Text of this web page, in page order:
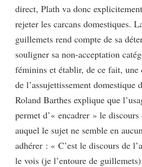
direct, Plath va donc
rejeter les carcans domestiques.
guillemets rend compte de sa
souligner sa non-acceptation
féminins et établir, de ce fait, une
de l’assujettissement domestique
Roland Barthes explique que
permet d’« encadrer » le discours
auquel le sujet ne semble en
adhérer : « C’est le discours de
le vois (je l’entoure de